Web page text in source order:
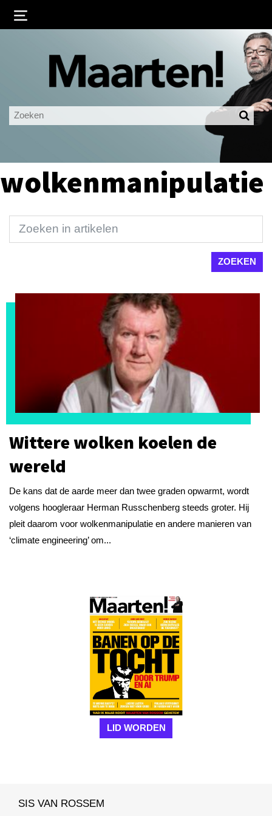
Ingelogd blijven
LOGIN
wolkenmanipulatie
Wittere wolken koelen de
wereld
De kans dat de aarde meer dan twee graden opwarmt, wordt
volgens hoogleraar Herman Russchenberg steeds groter. Hij
pleit daarom voor wolkenmanipulatie en andere manieren van
‘climate engineering’ om...
LID WORDEN
SIS VAN ROSSEM